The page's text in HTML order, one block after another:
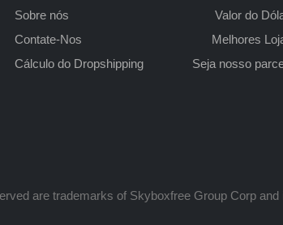
Sobre nós
Valor do
Contate-Nos
Melhores
Cálculo do Dropshipping
Seja nosso
are trademarks of Skyboxfree Group Corp and